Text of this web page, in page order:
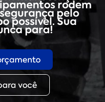
rodem
pelo
possível. Sua
para!
você